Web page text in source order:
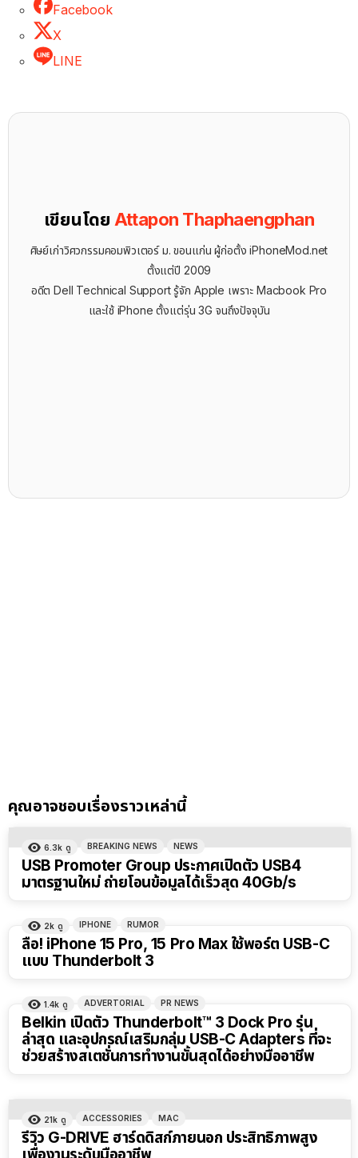
Facebook
X
LINE
เขียนโดย Attapon Thaphaengphan
ศิษย์เก่าวิศวกรรมคอมพิวเตอร์ ม. ขอนแก่น ผู้ก่อตั้ง iPhoneMod.net
ตั้งแต่ปี 2009
อดีต Dell Technical Support รู้จัก ​Apple เพราะ Macbook Pro
และใช้ iPhone ตั้งแต่รุ่น 3G จนถึงปัจจุบัน
คุณอาจชอบเรื่องราวเหล่านี้
6.3k ดู BREAKING NEWS NEWS
USB Promoter Group ประกาศเปิดตัว USB4
มาตรฐานใหม่ ถ่ายโอนข้อมูลได้เร็วสุด 40Gb/s
2k ดู IPHONE RUMOR
ลือ! iPhone 15 Pro, 15 Pro Max ใช้พอร์ต USB-C
แบบ Thunderbolt 3
1.4k ดู ADVERTORIAL PR NEWS
Belkin เปิดตัว Thunderbolt™ 3 Dock Pro รุ่น
ล่าสุด และอุปกรณ์เสริมกลุ่ม USB-C Adapters ที่จะ
ช่วยสร้างสเตชั่นการทำงานขั้นสุดได้อย่างมืออาชีพ
21k ดู ACCESSORIES MAC
รีวิว G-DRIVE ฮาร์ดดิสก์ภายนอก ประสิทธิภาพสูง
เพื่องานระดับมืออาชีพ